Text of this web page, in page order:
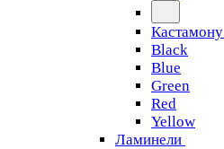
Кастамону
Black
Blue
Green
Red
Yellow
Ламинели